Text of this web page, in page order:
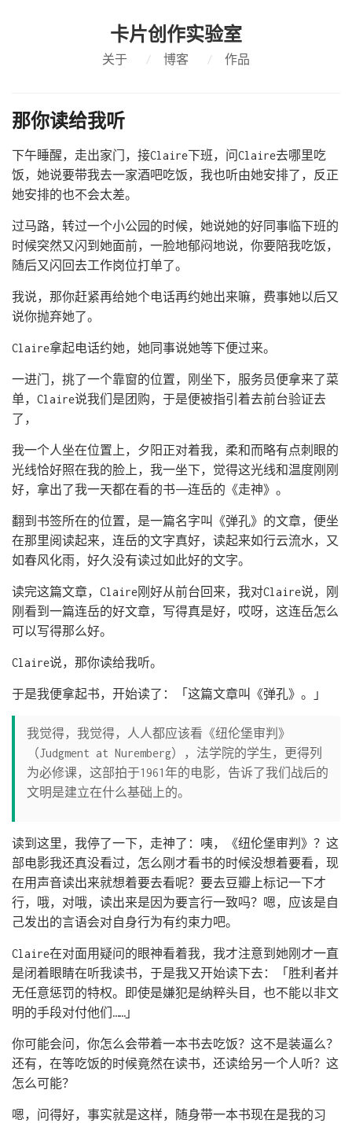
卡片创作实验室
关于 / 博客 / 作品
那你读给我听
下午睡醒，走出家门，接Claire下班，问Claire去哪里吃
饭，她说要带我去一家酒吧吃饭，我也听由她安排了，反正
她安排的也不会太差。
过马路，转过一个小公园的时候，她说她的好同事临下班的
时候突然又闪到她面前，一脸地郁闷地说，你要陪我吃饭，
随后又闪回去工作岗位打单了。
我说，那你赶紧再给她个电话再约她出来嘛，费事她以后又
说你抛弃她了。
Claire拿起电话约她，她同事说她等下便过来。
一进门，挑了一个靠窗的位置，刚坐下，服务员便拿来了菜
单，Claire说我们是团购，于是便被指引着去前台验证去
了，
我一个人坐在位置上，夕阳正对着我，柔和而略有点刺眼的
光线恰好照在我的脸上，我一坐下，觉得这光线和温度刚刚
好，拿出了我一天都在看的书——连岳的《走神》。
翻到书签所在的位置，是一篇名字叫《弹孔》的文章，便坐
在那里阅读起来，连岳的文字真好，读起来如行云流水，又
如春风化雨，好久没有读过如此好的文字。
读完这篇文章，Claire刚好从前台回来，我对Claire说，刚
刚看到一篇连岳的好文章，写得真是好，哎呀，这连岳怎么
可以写得那么好。
Claire说，那你读给我听。
于是我便拿起书，开始读了：「这篇文章叫《弹孔》。」
我觉得，我觉得，人人都应该看《纽伦堡审判》
（Judgment at Nuremberg），法学院的学生，更得列
为必修课，这部拍于1961年的电影，告诉了我们战后的
文明是建立在什么基础上的。
读到这里，我停了一下，走神了：咦，《纽伦堡审判》？这
部电影我还真没看过，怎么刚才看书的时候没想着要看，现
在用声音读出来就想着要去看呢？要去豆瓣上标记一下才
行，哦，对哦，读出来是因为要言行一致吗？嗯，应该是自
己发出的言语会对自身行为有约束力吧。
Claire在对面用疑问的眼神看着我，我才注意到她刚才一直
是闭着眼睛在听我读书，于是我又开始读下去：「胜利者并
无任意惩罚的特权。即使是嫌犯是纳粹头目，也不能以非文
明的手段对付他们……」
你可能会问，你怎么会带着一本书去吃饭？这不是装逼么？
还有，在等吃饭的时候竟然在读书，还读给另一个人听？这
怎么可能？
嗯，问得好，事实就是这样，随身带一本书现在是我的习